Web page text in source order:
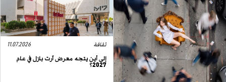
ثقافة 11.07.2026
إلى أين يتجه معرض آرت بازل في عام
2027؟